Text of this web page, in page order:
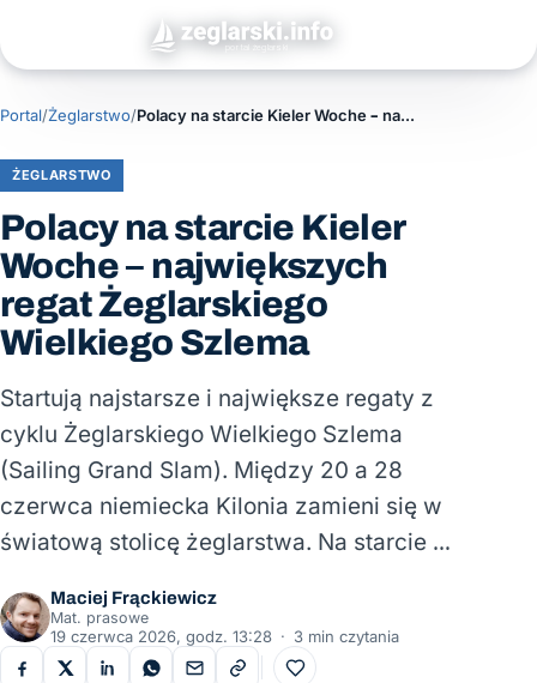
Portal/Żeglarstwo/ Polacy na starcie Kieler Woche – największych regat Żeglarskiego Wielkiego Szlema
ŻEGLARSTWO
Polacy na starcie Kieler
Woche – największych
regat Żeglarskiego
Wielkiego Szlema
Startują najstarsze i największe regaty z
cyklu Żeglarskiego Wielkiego Szlema
(Sailing Grand Slam). Między 20 a 28
czerwca niemiecka Kilonia zamieni się w
światową stolicę żeglarstwa. Na starcie …
Maciej Frąckiewicz
Mat. prasowe
19 czerwca 2026, godz. 13:28 · 3 min czytania
Do ulubionych